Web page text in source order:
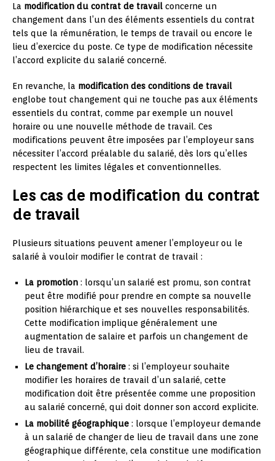
La modification du contrat de travail concerne un
changement dans l’un des éléments essentiels du contrat
tels que la rémunération, le temps de travail ou encore le
lieu d’exercice du poste. Ce type de modification nécessite
l’accord explicite du salarié concerné.
En revanche, la modification des conditions de travail
englobe tout changement qui ne touche pas aux éléments
essentiels du contrat, comme par exemple un nouvel
horaire ou une nouvelle méthode de travail. Ces
modifications peuvent être imposées par l’employeur sans
nécessiter l’accord préalable du salarié, dès lors qu’elles
respectent les limites légales et conventionnelles.
Les cas de modification du contrat
de travail
Plusieurs situations peuvent amener l’employeur ou le
salarié à vouloir modifier le contrat de travail :
La promotion : lorsqu’un salarié est promu, son contrat
peut être modifié pour prendre en compte sa nouvelle
position hiérarchique et ses nouvelles responsabilités.
Cette modification implique généralement une
augmentation de salaire et parfois un changement de
lieu de travail.
Le changement d’horaire : si l’employeur souhaite
modifier les horaires de travail d’un salarié, cette
modification doit être présentée comme une proposition
au salarié concerné, qui doit donner son accord explicite.
La mobilité géographique : lorsque l’employeur demande
à un salarié de changer de lieu de travail dans une zone
géographique différente, cela constitue une modification